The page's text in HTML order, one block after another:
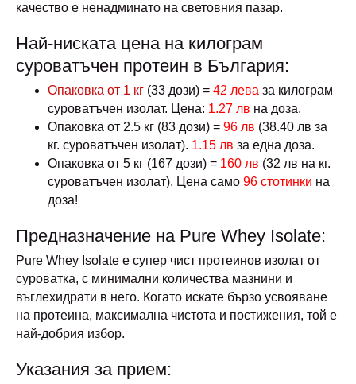
качество е ненадминато на световния пазар.
Най-ниската цена на килограм
суроватъчен протеин в България:
Опаковка от 1 кг (33 дози) = 42 лева за килограм
суроватъчен изолат. Цена: 1.27 лв на доза.
Опаковка от 2.5 кг (83 дози) = 96 лв (38.40 лв за
кг. суроватъчен изолат). 1.15 лв за една доза.
Опаковка от 5 кг (167 дози) = 160 лв (32 лв на кг.
суроватъчен изолат). Цена само 96 стотинки на
доза!
Предназначение на Pure Whey Isolate:
Pure Whey Isolate е супер чист протеинов изолат от
суроватка, с минимални количества мазнини и
въглехидрати в него. Когато искате бързо усвояване
на протеина, максимална чистота и постижения, той е
най-добрия избор.
Указания за прием: